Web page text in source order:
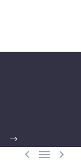
  